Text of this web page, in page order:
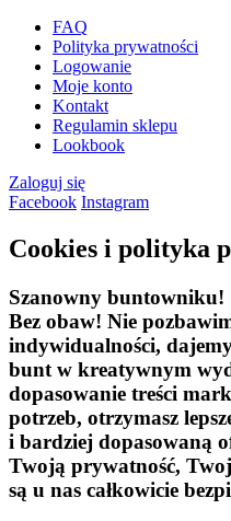
FAQ
Polityka prywatności
Logowanie
Moje konto
Kontakt
Regulamin sklepu
Lookbook
Zaloguj się
Facebook Instagram
Cookies i polityka
Szanowny buntowniku!
Bez obaw! Nie
indywidualności,
bunt w kreatywnym
dopasowanie treści
potrzeb, otrzymasz
i bardziej dopasowaną
Twoją prywatność,
są u nas całkowicie